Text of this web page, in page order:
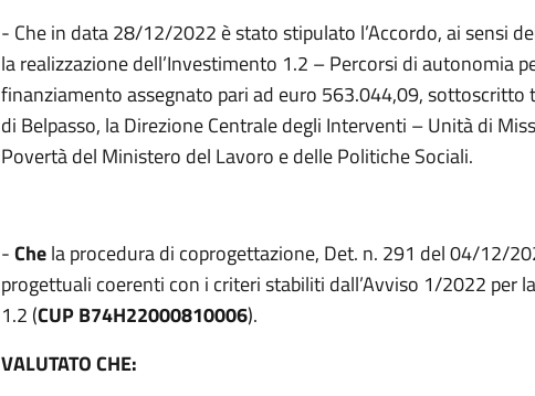
- Che in data 28/12/2022 è stato stipulato l’Accordo, ai sensi
la realizzazione dell’Investimento 1.2 – Percorsi di autonomia
finanziamento assegnato pari ad euro 563.044,09, sottoscritto
di Belpasso, la Direzione Centrale degli Interventi – Unità di
Povertà del Ministero del Lavoro e delle Politiche Sociali.
-Chela procedura di coprogettazione, Det. n. 291 del 04/12/
progettuali coerenti con i criteri stabiliti dall’Avviso 1/2022 per
1.2 (CUP B74H22000810006).
VALUTATO CHE: